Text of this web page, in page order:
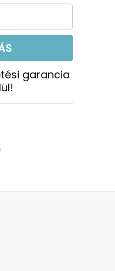
garancia